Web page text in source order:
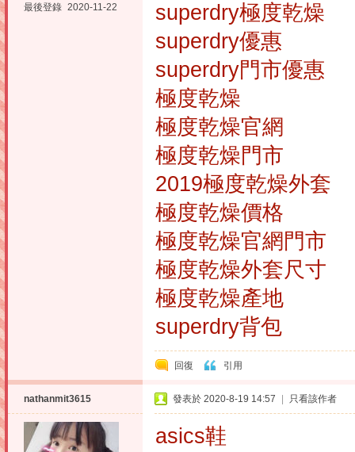
最後登錄 2020-11-22
superdry極度乾燥
superdry優惠
superdry門市優惠
極度乾燥
極度乾燥官網
極度乾燥門市
2019極度乾燥外套
極度乾燥價格
極度乾燥官網門市
極度乾燥外套尺寸
極度乾燥產地
superdry背包
回復 引用
nathanmit3615 發表於 2020-8-19 14:57 只看該作者
asics鞋